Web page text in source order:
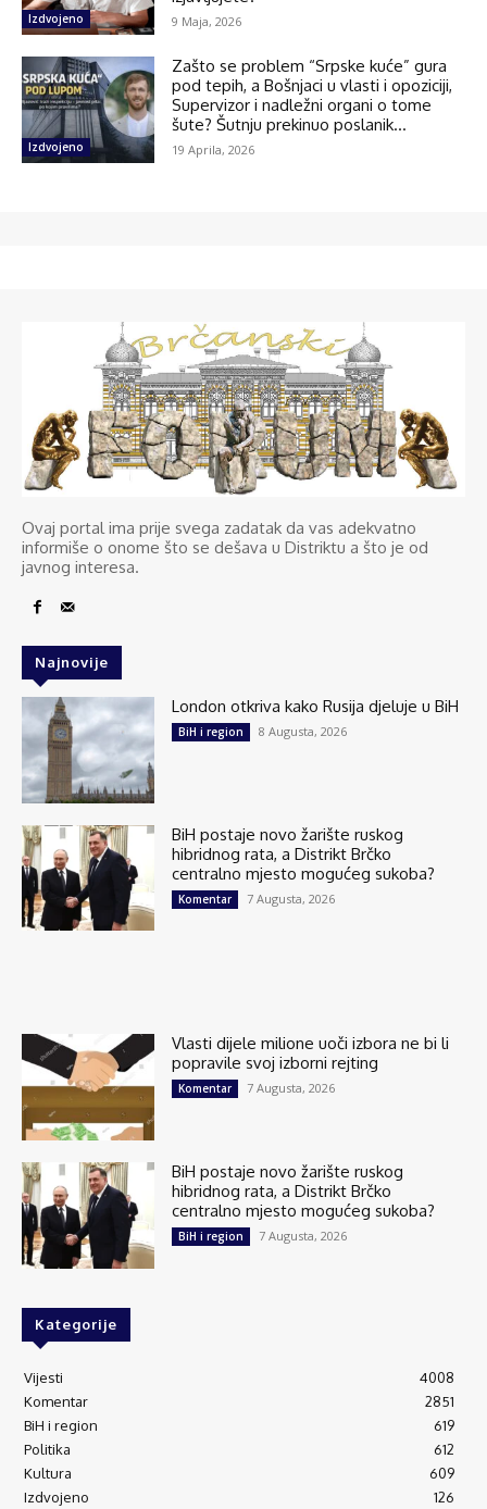
Izdvojeno 9 Maja, 2026
Izdvojeno
Zašto se problem “Srpske kuće” gura
pod tepih, a Bošnjaci u vlasti i opoziciji,
Supervizor i nadležni organi o tome
šute? Šutnju prekinuo poslanik...
19 Aprila, 2026
Ovaj portal ima prije svega zadatak da vas adekvatno
informiše o onome što se dešava u Distriktu a što je od
javnog interesa.
Najnovije
London otkriva kako Rusija djeluje u BiH
BiH i region 8 Augusta, 2026
BiH postaje novo žarište ruskog
hibridnog rata, a Distrikt Brčko
centralno mjesto mogućeg sukoba?
Komentar 7 Augusta, 2026
Vlasti dijele milione uoči izbora ne bi li
popravile svoj izborni rejting
Komentar 7 Augusta, 2026
BiH postaje novo žarište ruskog
hibridnog rata, a Distrikt Brčko
centralno mjesto mogućeg sukoba?
BiH i region 7 Augusta, 2026
Kategorije
Vijesti
4008
Komentar
2851
BiH i region
619
Politika
612
Kultura
609
Izdvojeno
126